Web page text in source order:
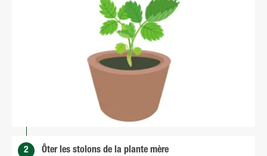
2 Ôter les stolons de la plante mère